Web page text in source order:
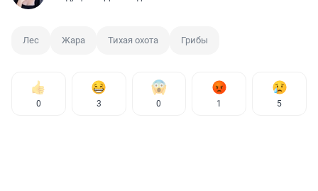
Лес Жара Тихая охота Грибы
0 3 0 1 5